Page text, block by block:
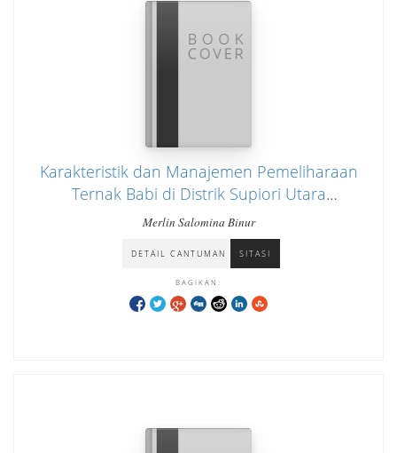
Karakteristik dan Manajemen Pemeliharaan
Ternak Babi di Distrik Supiori Utara
Kabupaten Supiori
Merlin Salomina Binur
DETAIL CANTUMAN SITASI
BAGIKAN: